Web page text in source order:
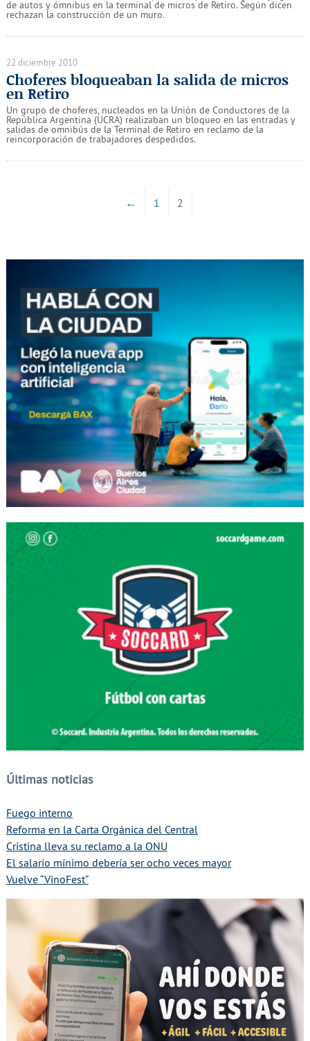
de autos y ómnibus en la terminal de micros de Retiro. Según dicen
rechazan la construcción de un muro.
22 diciembre 2010
Choferes bloqueaban la salida de micros
en Retiro
Un grupo de choferes, nucleados en la Unión de Conductores de la
República Argentina (UCRA) realizaban un bloqueo en las entradas y
salidas de omnibús de la Terminal de Retiro en reclamo de la
reincorporación de trabajadores despedidos.
← 1 2
Últimas noticias
Fuego interno
Reforma en la Carta Orgánica del Central
Cristina lleva su reclamo a la ONU
El salario mínimo debería ser ocho veces mayor
Vuelve “VinoFest”